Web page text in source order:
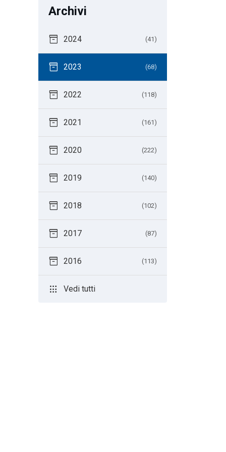
Archivi
inventory_2 2024 (41)
inventory_2 2023 (68)
inventory_2 2022 (118)
inventory_2 2021 (161)
inventory_2 2020 (222)
inventory_2 2019 (140)
inventory_2 2018 (102)
inventory_2 2017 (87)
inventory_2 2016 (113)
apps Vedi tutti